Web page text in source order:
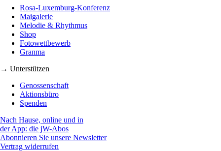
Rosa-Luxemburg-Konferenz
Maigalerie
Melodie & Rhythmus
Shop
Fotowettbewerb
Granma
→ Unterstützen
Genossenschaft
Aktionsbüro
Spenden
Nach Hause, online und in
der App: die jW-Abos
Abonnieren Sie unsere Newsletter
Vertrag widerrufen